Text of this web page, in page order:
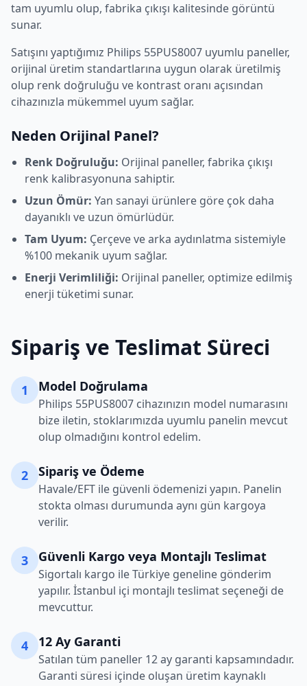
tam uyumlu olup, fabrika çıkışı kalitesinde görüntü
sunar.
Satışını yaptığımız Philips 55PUS8007 uyumlu paneller,
orijinal üretim standartlarına uygun olarak üretilmiş
olup renk doğruluğu ve kontrast oranı açısından
cihazınızla mükemmel uyum sağlar.
Neden Orijinal Panel?
Renk Doğruluğu: Orijinal paneller, fabrika çıkışı
renk kalibrasyonuna sahiptir.
Uzun Ömür: Yan sanayi ürünlere göre çok daha
dayanıklı ve uzun ömürlüdür.
Tam Uyum: Çerçeve ve arka aydınlatma sistemiyle
%100 mekanik uyum sağlar.
Enerji Verimliliği: Orijinal paneller, optimize edilmiş
enerji tüketimi sunar.
Sipariş ve Teslimat Süreci
1 Model Doğrulama
Philips 55PUS8007 cihazınızın model numarasını
bize iletin, stoklarımızda uyumlu panelin mevcut
olup olmadığını kontrol edelim.
2 Sipariş ve Ödeme
Havale/EFT ile güvenli ödemenizi yapın. Panelin
stokta olması durumunda aynı gün kargoya
verilir.
3 Güvenli Kargo veya Montajlı Teslimat
Sigortalı kargo ile Türkiye geneline gönderim
yapılır. İstanbul içi montajlı teslimat seçeneği de
mevcuttur.
4 12 Ay Garanti
Satılan tüm paneller 12 ay garanti kapsamındadır.
Garanti süresi içinde oluşan üretim kaynaklı